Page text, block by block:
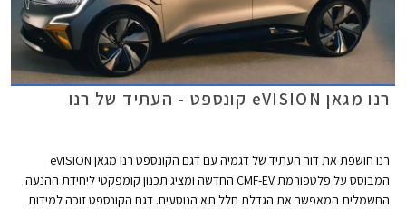
רנו מגאן eVISION קונספט - העתיד של רנו
רנו חושפת את דור העתיד של דגמיה עם דגם הקונספט רנו מגאן eVISION
המבוסס על פלטפורמת CMF-EV החדשה ומציג תכנון קומפקטי ליחידת ההנעה
החשמלית המאפשר את הגדלת חלל תא הנוסעים. דגם הקונספט זוכה למידות